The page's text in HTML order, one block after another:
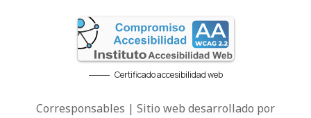
Certificado accesibilidad web
Corresponsables | Sitio web desarrollado por